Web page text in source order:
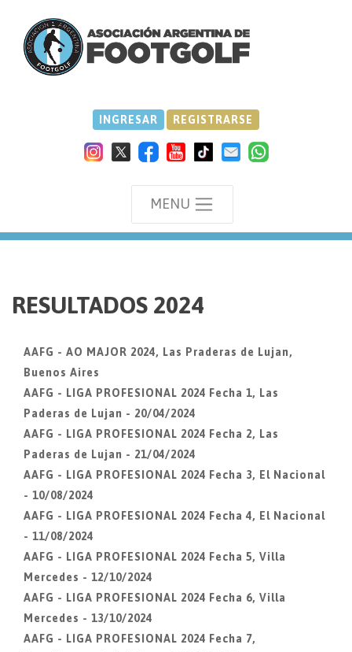
INGRESAR REGISTRARSE
MENU
RESULTADOS 2024
AAFG - AO MAJOR 2024, Las Praderas de Lujan,
Buenos Aires
AAFG - LIGA PROFESIONAL 2024 Fecha 1, Las
Paderas de Lujan - 20/04/2024
AAFG - LIGA PROFESIONAL 2024 Fecha 2, Las
Paderas de Lujan - 21/04/2024
AAFG - LIGA PROFESIONAL 2024 Fecha 3, El Nacional
- 10/08/2024
AAFG - LIGA PROFESIONAL 2024 Fecha 4, El Nacional
- 11/08/2024
AAFG - LIGA PROFESIONAL 2024 Fecha 5, Villa
Mercedes - 12/10/2024
AAFG - LIGA PROFESIONAL 2024 Fecha 6, Villa
Mercedes - 13/10/2024
AAFG - LIGA PROFESIONAL 2024 Fecha 7,